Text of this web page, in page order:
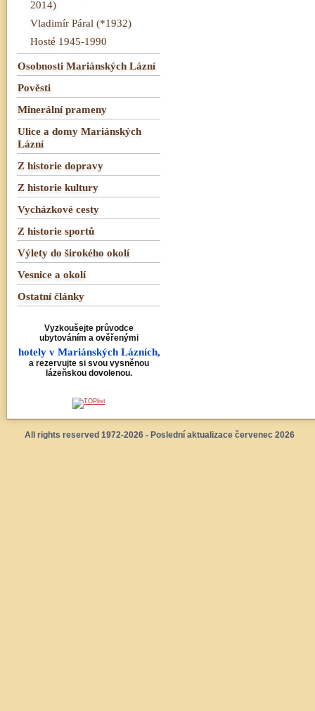
2014)
Vladimír Páral (*1932)
Hosté 1945-1990
Osobnosti Mariánských Lázní
Pověsti
Minerální prameny
Ulice a domy Mariánských
Lázní
Z historie dopravy
Z historie kultury
Vycházkové cesty
Z historie sportů
Výlety do širokého okolí
Vesnice a okolí
Ostatní články
Vyzkoušejte průvodce
ubytováním a ověřenými
hotely v Mariánských Lázních,
a rezervujte si svou vysněnou
lázeňskou dovolenou.
All rights reserved 1972-2026 - Poslední aktualizace červenec 2026